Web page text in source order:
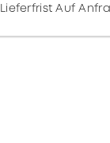
Lieferfrist Auf